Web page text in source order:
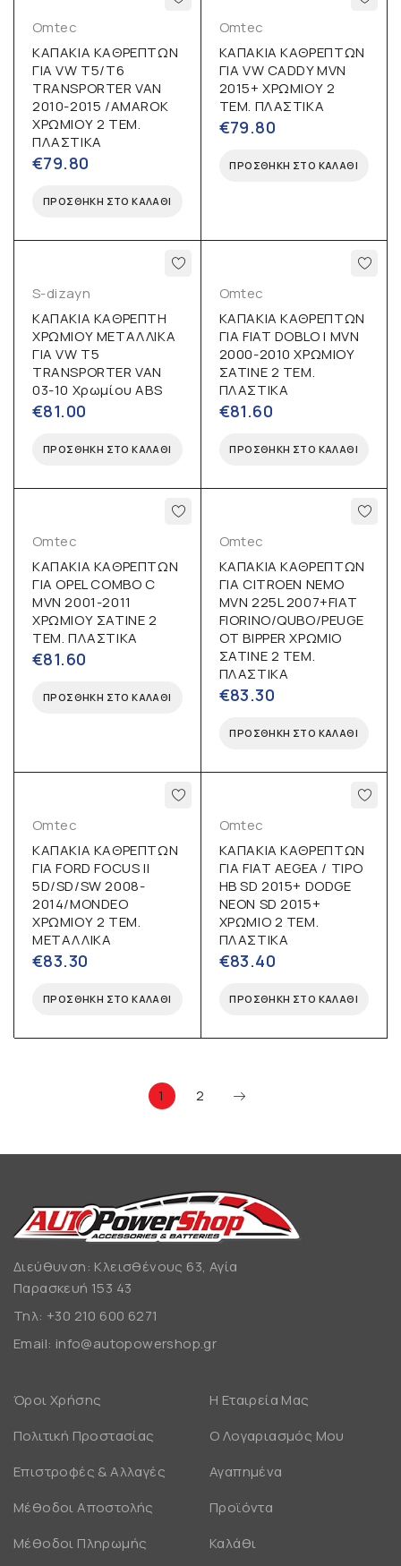
Omtec
ΚΑΠΑΚΙΑ ΚΑΘΡΕΠΤΩΝ
ΓΙΑ VW T5/T6
TRANSPORTER VAN
2010-2015 /AMAROK
ΧΡΩΜΙΟΥ 2 ΤΕΜ.
ΠΛΑΣΤΙΚΑ
€79.80
ΠΡΟΣΘΉΚΗ ΣΤΟ ΚΑΛΆΘΙ
Omtec
ΚΑΠΑΚΙΑ ΚΑΘΡΕΠΤΩΝ
ΓΙΑ VW CADDY MVN
2015+ ΧΡΩΜΙΟΥ 2
ΤΕΜ. ΠΛΑΣΤΙΚΑ
€79.80
ΠΡΟΣΘΉΚΗ ΣΤΟ ΚΑΛΆΘΙ
S-dizayn
ΚΑΠΑΚΙΑ ΚΑΘΡΕΠΤΗ
ΧΡΩΜΙΟΥ ΜΕΤΑΛΛΙΚΑ
ΓΙΑ VW T5
TRANSPORTER VAN
03-10 Χρωμίου ABS
€81.00
ΠΡΟΣΘΉΚΗ ΣΤΟ ΚΑΛΆΘΙ
Omtec
ΚΑΠΑΚΙΑ ΚΑΘΡΕΠΤΩΝ
ΓΙΑ FIAT DOBLO I MVN
2000-2010 ΧΡΩΜΙΟΥ
ΣΑΤΙΝΕ 2 ΤΕΜ.
ΠΛΑΣΤΙΚΑ
€81.60
ΠΡΟΣΘΉΚΗ ΣΤΟ ΚΑΛΆΘΙ
Omtec
ΚΑΠΑΚΙΑ ΚΑΘΡΕΠΤΩΝ
ΓΙΑ OPEL COMBO C
MVN 2001-2011
ΧΡΩΜΙΟΥ ΣΑΤΙΝΕ 2
ΤΕΜ. ΠΛΑΣΤΙΚΑ
€81.60
ΠΡΟΣΘΉΚΗ ΣΤΟ ΚΑΛΆΘΙ
Omtec
ΚΑΠΑΚΙΑ ΚΑΘΡΕΠΤΩΝ
ΓΙΑ CITROEN NEMO
MVN 225L 2007+FIAT
FIORINO/QUBO/PEUGE
OT BIPPER ΧΡΩΜΙΟ
ΣΑΤΙΝΕ 2 ΤΕΜ.
ΠΛΑΣΤΙΚΑ
€83.30
ΠΡΟΣΘΉΚΗ ΣΤΟ ΚΑΛΆΘΙ
Omtec
ΚΑΠΑΚΙΑ ΚΑΘΡΕΠΤΩΝ
ΓΙΑ FORD FOCUS II
5D/SD/SW 2008-
2014/MONDEO
ΧΡΩΜΙΟΥ 2 ΤΕΜ.
ΜΕΤΑΛΛΙΚΑ
€83.30
ΠΡΟΣΘΉΚΗ ΣΤΟ ΚΑΛΆΘΙ
Omtec
ΚΑΠΑΚΙΑ ΚΑΘΡΕΠΤΩΝ
ΓΙΑ FIAT AEGEA / TIPO
HB SD 2015+ DODGE
NEON SD 2015+
ΧΡΩΜΙΟ 2 ΤΕΜ.
ΠΛΑΣΤΙΚΑ
€83.40
ΠΡΟΣΘΉΚΗ ΣΤΟ ΚΑΛΆΘΙ
1 2
Διεύθυνση: Κλεισθένους 63, Αγία
Παρασκευή 153 43
Τηλ: +30 210 600 6271
Email: info@autopowershop.gr
Όροι Χρήσης
Πολιτική Προστασίας
Επιστροφές & Αλλαγές
Μέθοδοι Αποστολής
Μέθοδοι Πληρωμής
Η Εταιρεία Μας
Ο Λογαριασμός Μου
Αγαπημένα
Προϊόντα
Καλάθι